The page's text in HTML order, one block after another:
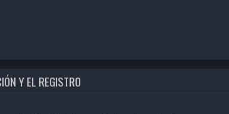
Y EL REGISTRO